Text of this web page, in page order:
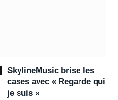
SkylineMusic brise les
cases avec « Regarde qui
je suis »